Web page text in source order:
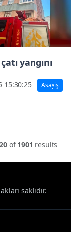
çatı yangını
15:30:25 Asayiş
20 of 1901 results
saklıdır.